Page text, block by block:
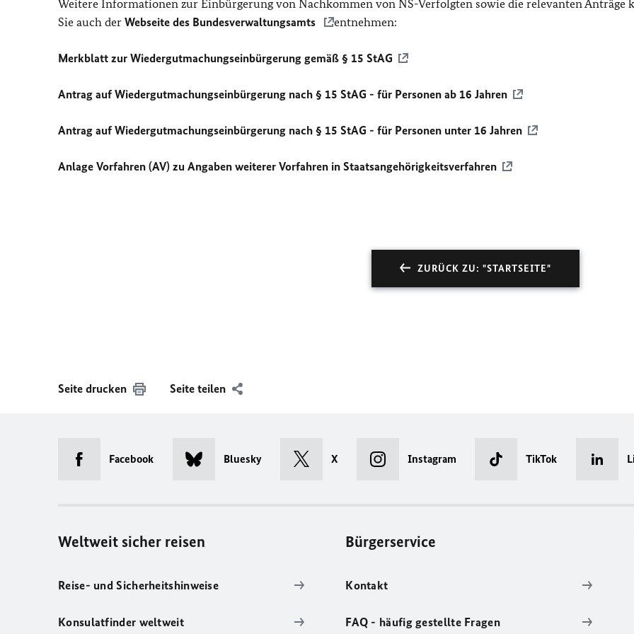
Weitere Informationen zur Einbürgerung von Nachkommen von NS-Verfolgten sowie die relevanten Anträge
Sie auch der Webseite des Bundesverwaltungsamts entnehmen:
Merkblatt zur Wiedergutmachungseinbürgerung gemäß § 15 StAG
Antrag auf Wiedergutmachungseinbürgerung nach § 15 StAG - für Personen ab 16 Jahren
Antrag auf Wiedergutmachungseinbürgerung nach § 15 StAG - für Personen unter 16 Jahren
Anlage Vorfahren (AV) zu Angaben weiterer Vorfahren in Staatsangehörigkeitsverfahren
ZURÜCK ZU: "STARTSEITE"
Seite drucken Seite teilen
Facebook Bluesky X Instagram TikTok
Weltweit sicher reisen
Reise- und Sicherheitshinweise
Konsulatfinder weltweit
Bürgerservice
Kontakt
FAQ - häufig gestellte Fragen